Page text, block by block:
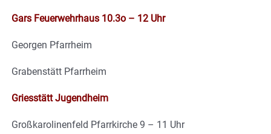
Gars Feuerwehrhaus 10.3o – 12 Uhr
Georgen Pfarrheim
Grabenstätt Pfarrheim
Griesstätt Jugendheim
Großkarolinenfeld Pfarrkirche 9 – 11 Uhr